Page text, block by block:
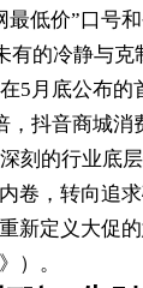
最低价”口号
的冷静与克
5月底公布
抖音商城
的行业底
卷，转向追
新定义大促
）。